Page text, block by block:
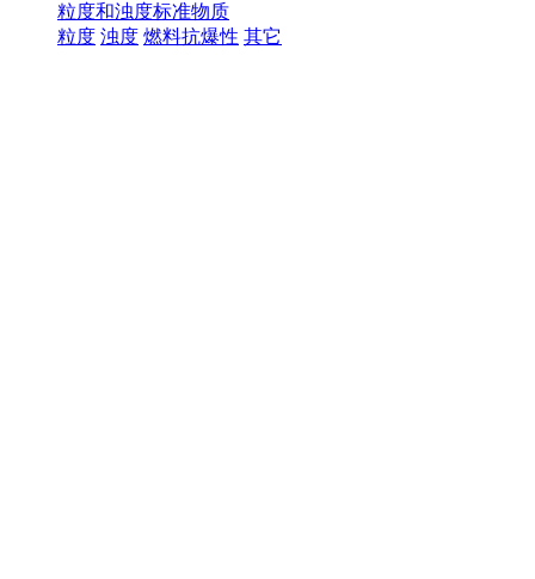
粒度和浊度标准物质
粒度 浊度 燃料抗爆性 其它